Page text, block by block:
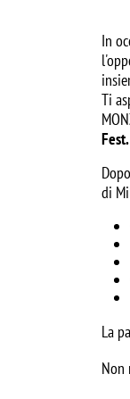
In
Ti
Fest.
di
La
Non